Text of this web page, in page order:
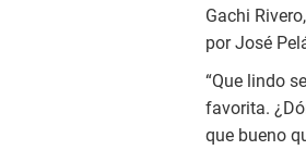
Gachi
por José
“Que lindo
favorita.
que bueno